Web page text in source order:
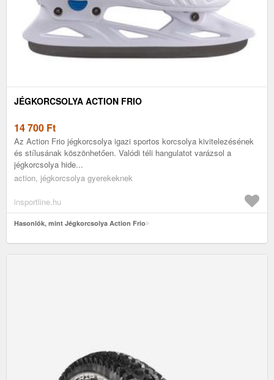
JÉGKORCSOLYA ACTION FRIO
14 700 Ft
Az Action Frio jégkorcsolya igazi sportos korcsolya kivitelezésének
és stílusának köszönhetően. Valódi téli hangulatot varázsol a
jégkorcsolya hide...
action, jégkorcsolya gyerekeknek
insportline.hu
Hasonlók, mint Jégkorcsolya Action Frio